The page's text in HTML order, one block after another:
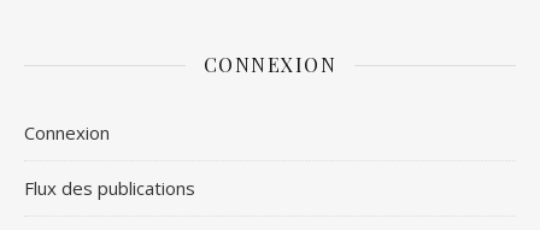
CONNEXION
Connexion
Flux des publications